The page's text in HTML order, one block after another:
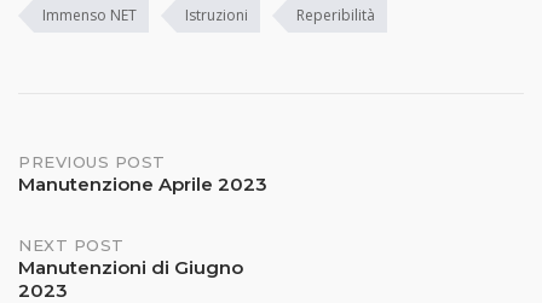
Immenso NET Istruzioni Reperibilità
Post
PREVIOUS POST
Manutenzione Aprile 2023
NEXT POST
Manutenzioni di Giugno
2023